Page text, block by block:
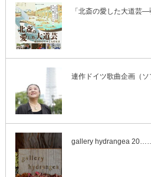
「北斎の愛した大道
連作ドイツ歌曲企画（
gallery hydrangea